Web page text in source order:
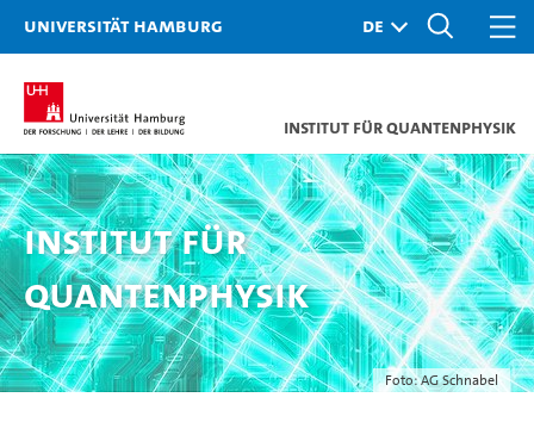
Universität Hamburg
Institut für Quantenphysik
Foto: AG Schnabel
Institut für
Quantenphysik